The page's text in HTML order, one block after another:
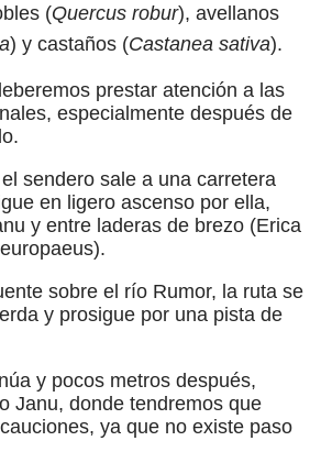
(Quercus robur), avellanos
) y castaños (Castanea sativa).
prestar atención a las
especialmente después de
sendero sale a una carretera
en ligero ascenso por ella,
y entre laderas de brezo (Erica
sobre el río Rumor, la ruta se
y prosigue por una pista de
y pocos metros después,
Janu, donde tendremos que
ya que no existe paso